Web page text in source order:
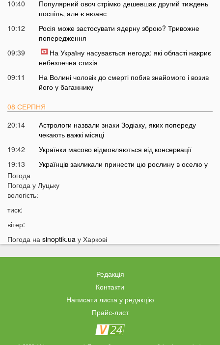
10:40
Популярний овоч стрімко дешевшає другий тиждень
поспіль, але є нюанс
10:12
Росія може застосувати ядерну зброю? Тривожне
попередження
09:39
На Україну насувається негода: які області накриє
небезпечна стихія
09:11
На Волині чоловік до смерті побив знайомого і возив
його у багажнику
08 СЕРПНЯ
20:14
Астрологи назвали знаки Зодіаку, яких попереду
чекають важкі місяці
19:42
Українки масово відмовляються від консервації
19:13
Українців закликали принести цю рослину в оселю у
18:41
Мороз чи аномальне тепло: якою буде зима в Україні
17:40
17:14
У Луцьку на Ковельській зіткнулися два авто:
На Волині тракторист збив на смерть 58-річного
На фронті загинув 34-річний Герой з Волині
прогноз для України
Погода
Погода у Луцьку
вологість:
тиск:
вітер:
Погода на sinoptik.ua у Харкові
Редакція
Контакти
Написати листа у редакцію
Прайс-лист